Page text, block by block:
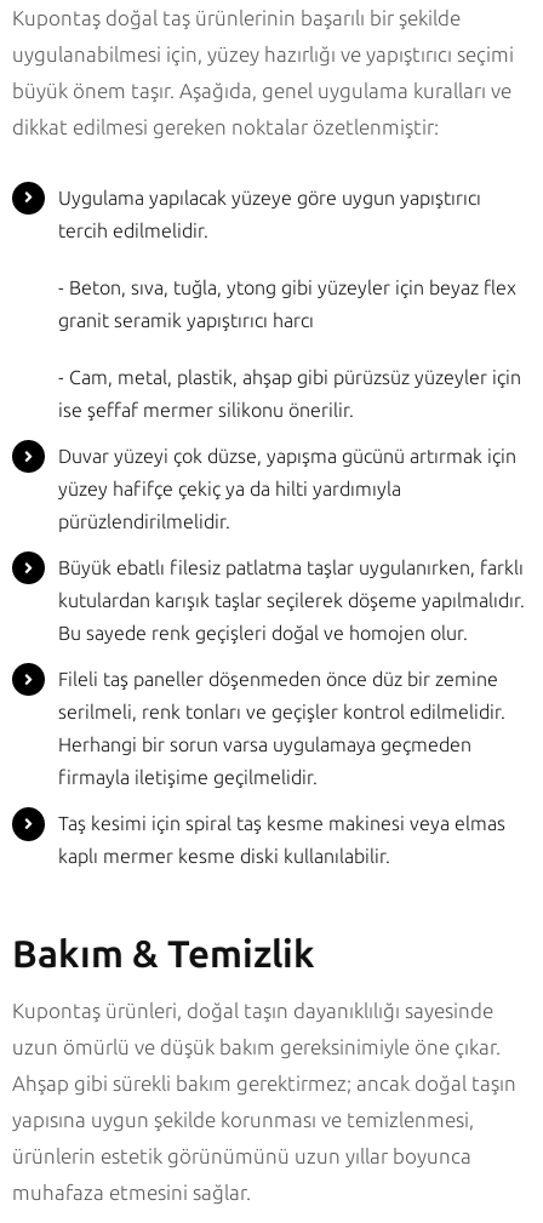
Kupontaş doğal taş ürünlerinin başarılı bir şekilde
uygulanabilmesi için, yüzey hazırlığı ve yapıştırıcı seçimi
büyük önem taşır. Aşağıda, genel uygulama kuralları ve
dikkat edilmesi gereken noktalar özetlenmiştir:
Uygulama yapılacak yüzeye göre uygun yapıştırıcı
tercih edilmelidir.
- Beton, sıva, tuğla, ytong gibi yüzeyler için beyaz flex
granit seramik yapıştırıcı harcı
- Cam, metal, plastik, ahşap gibi pürüzsüz yüzeyler için
ise şeffaf mermer silikonu önerilir.
Duvar yüzeyi çok düzse, yapışma gücünü artırmak için
yüzey hafifçe çekiç ya da hilti yardımıyla
pürüzlendirilmelidir.
Büyük ebatlı filesiz patlatma taşlar uygulanırken, farklı
kutulardan karışık taşlar seçilerek döşeme yapılmalıdır.
Bu sayede renk geçişleri doğal ve homojen olur.
Fileli taş paneller döşenmeden önce düz bir zemine
serilmeli, renk tonları ve geçişler kontrol edilmelidir.
Herhangi bir sorun varsa uygulamaya geçmeden
firmayla iletişime geçilmelidir.
Taş kesimi için spiral taş kesme makinesi veya elmas
kaplı mermer kesme diski kullanılabilir.
Bakım & Temizlik
Kupontaş ürünleri, doğal taşın dayanıklılığı sayesinde
uzun ömürlü ve düşük bakım gereksinimiyle öne çıkar.
Ahşap gibi sürekli bakım gerektirmez; ancak doğal taşın
yapısına uygun şekilde korunması ve temizlenmesi,
ürünlerin estetik görünümünü uzun yıllar boyunca
muhafaza etmesini sağlar.